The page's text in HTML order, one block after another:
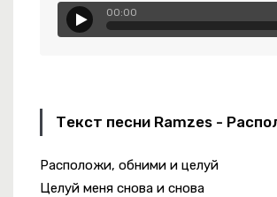
00:00
Текст песни Ramzes -
Расположи, обними и целуй
Целуй меня снова и снова